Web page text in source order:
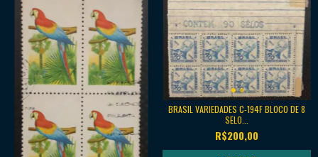
BRASIL VARIEDADES C-194F BLOCO DE 8
SELO...
R$200,00